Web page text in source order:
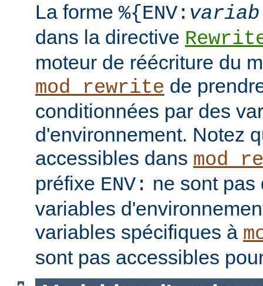
La forme %{ENV:
dans la directive
moteur de réécriture du
mod_rewrite de
conditionnées par des
d'environnement. Notez
accessibles dans
préfixe ENV: ne sont pas
variables
variables spécifiques à
sont pas accessibles